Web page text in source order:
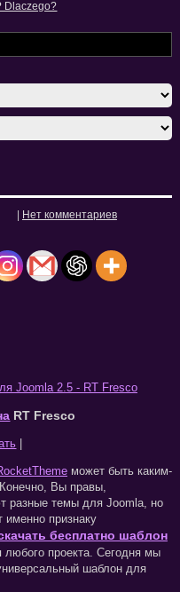
Нет комментариев
RT Fresco
может быть каким-
Вы правы,
разные темы для Joomla, но
именно признаку
бесплатно шаблон
проекта. Сегодня мы
шаблон для